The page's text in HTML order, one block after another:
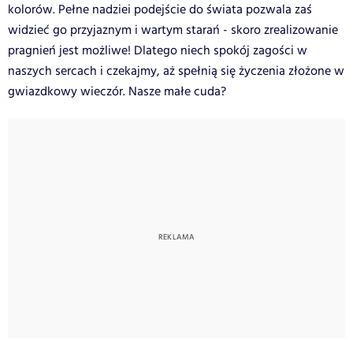
kolorów. Pełne nadziei podejście do świata pozwala zaś
widzieć go przyjaznym i wartym starań - skoro zrealizowanie
pragnień jest możliwe! Dlatego niech spokój zagości w
naszych sercach i czekajmy, aż spełnią się życzenia złożone w
gwiazdkowy wieczór. Nasze małe cuda?